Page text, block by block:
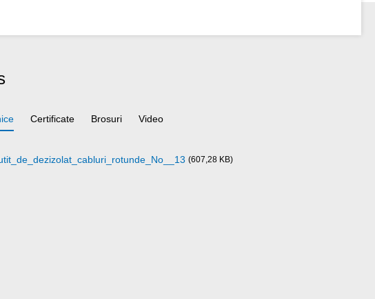
Certificate Brosuri Video
(607,28 KB)